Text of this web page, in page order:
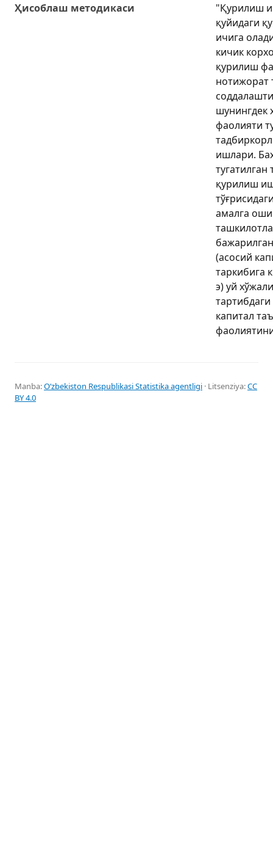
Ҳисоблаш методикаси
"Қурилиш
қуйидаги
ичига
кичик
қурилиш
нотижорат
шунингдек
фаолияти
ишлари.
қурилиш
амалга
(асосий
таркибига
э) уй
капитал
Manba:Oʻzbekiston Respublikasi Statistika agentligi · Litsenziya:CC
BY 4.0